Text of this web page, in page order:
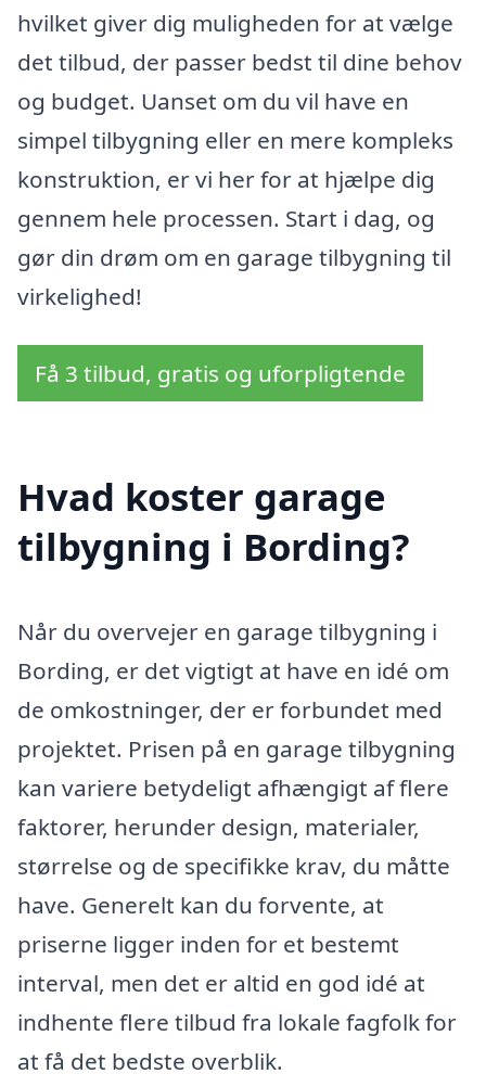
hvilket giver dig muligheden for at vælge
det tilbud, der passer bedst til dine behov
og budget. Uanset om du vil have en
simpel tilbygning eller en mere kompleks
konstruktion, er vi her for at hjælpe dig
gennem hele processen. Start i dag, og
gør din drøm om en garage tilbygning til
virkelighed!
Få 3 tilbud, gratis og uforpligtende
Hvad koster garage
tilbygning i Bording?
Når du overvejer en garage tilbygning i
Bording, er det vigtigt at have en idé om
de omkostninger, der er forbundet med
projektet. Prisen på en garage tilbygning
kan variere betydeligt afhængigt af flere
faktorer, herunder design, materialer,
størrelse og de specifikke krav, du måtte
have. Generelt kan du forvente, at
priserne ligger inden for et bestemt
interval, men det er altid en god idé at
indhente flere tilbud fra lokale fagfolk for
at få det bedste overblik.